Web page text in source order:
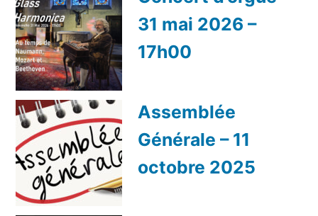
31 mai 2026 –
17h00
Assemblée
Générale – 11
octobre 2025